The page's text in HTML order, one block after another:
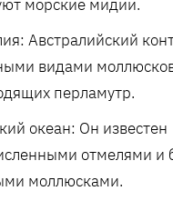
морские мидии.
Австралийский
видами
перламутр.
океан: Он известен
отмелями и
моллюсками.